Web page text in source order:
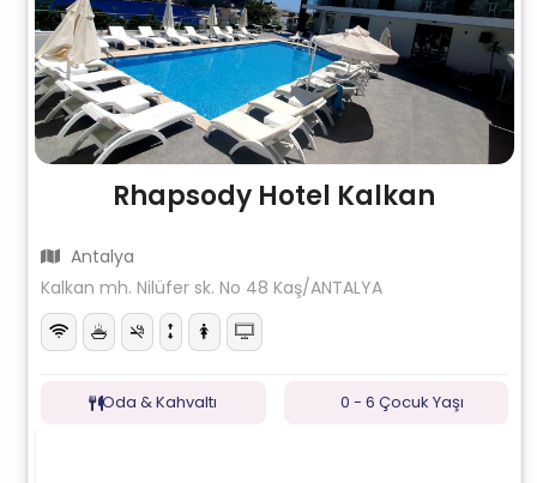
Rhapsody Hotel Kalkan
Antalya
Kalkan mh. Nilüfer sk. No 48 Kaş/ANTALYA
Oda & Kahvaltı 0 - 6 Çocuk Yaşı